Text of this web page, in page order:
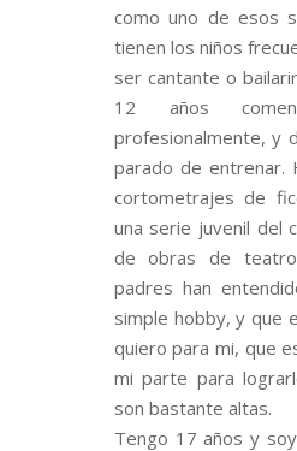
como uno de esos
tienen los niños
ser cantante o
12 años
profesionalmente, y
parado de entrenar.
cortometrajes de
una serie juvenil del
de obras de
padres han
simple hobby, y que
quiero para mi, que
mi parte para
son bastante altas.
Tengo 17 años y